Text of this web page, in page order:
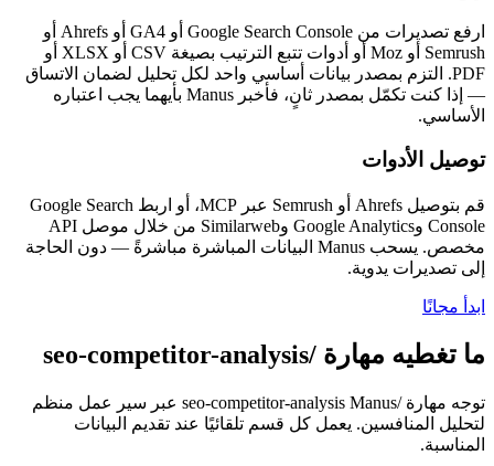
ارفع تصديرات من Google Search Console أو GA4 أو Ahrefs أو
Semrush أو Moz أو أدوات تتبع الترتيب بصيغة CSV أو XLSX أو
PDF. التزم بمصدر بيانات أساسي واحد لكل تحليل لضمان الاتساق
— إذا كنت تكمّل بمصدر ثانٍ، فأخبر Manus بأيهما يجب اعتباره
الأساسي.
توصيل الأدوات
قم بتوصيل Ahrefs أو Semrush عبر MCP، أو اربط Google Search
Console وGoogle Analytics وSimilarweb من خلال موصل API
مخصص. يسحب Manus البيانات المباشرة مباشرةً — دون الحاجة
إلى تصديرات يدوية.
ابدأ مجانًا
ما تغطيه مهارة /seo-competitor-analysis
توجه مهارة /seo-competitor-analysis Manus عبر سير عمل منظم
لتحليل المنافسين. يعمل كل قسم تلقائيًا عند تقديم البيانات
المناسبة.